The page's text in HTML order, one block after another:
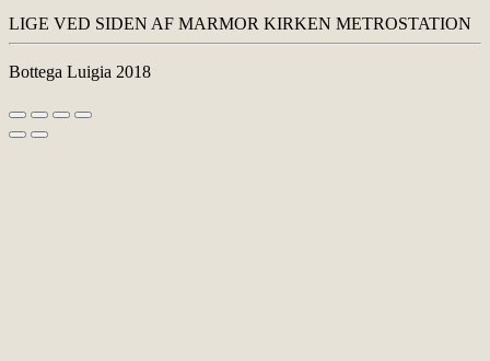
LIGE VED SIDEN AF MARMOR KIRKEN METROSTATION
Bottega Luigia 2018